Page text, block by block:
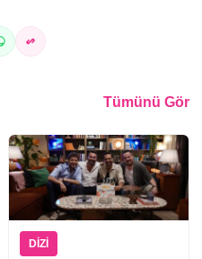
Tümünü Gör
DIZI